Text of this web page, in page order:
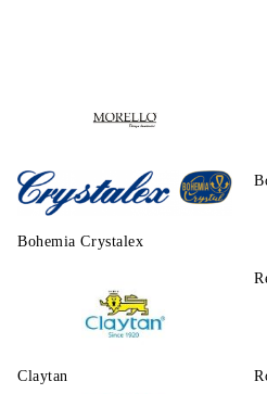
Morello
Bohemia Crystalex
Claytаn